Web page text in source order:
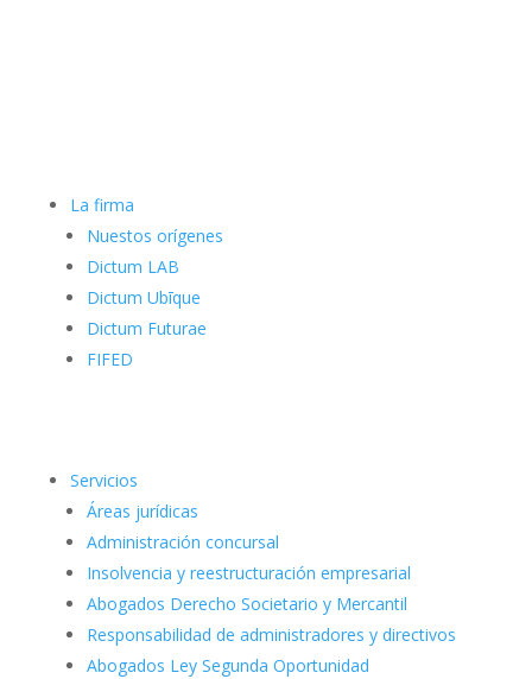
La firma
Nuestos orígenes
Dictum LAB
Dictum Ubīque
Dictum Futurae
FIFED
Servicios
Áreas jurídicas
Administración concursal
Insolvencia y reestructuración empresarial
Abogados Derecho Societario y Mercantil
Responsabilidad de administradores y directivos
Abogados Ley Segunda Oportunidad